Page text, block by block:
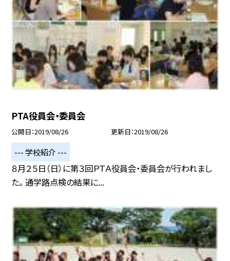
PTA役員会・委員会
公開日 2019/08/26 更新日 2019/08/26
--- 学校紹介 ---
８月２５日（日）に第３回ＰＴＡ役員会・委員会が行われまし
た。 通学路点検の結果に...